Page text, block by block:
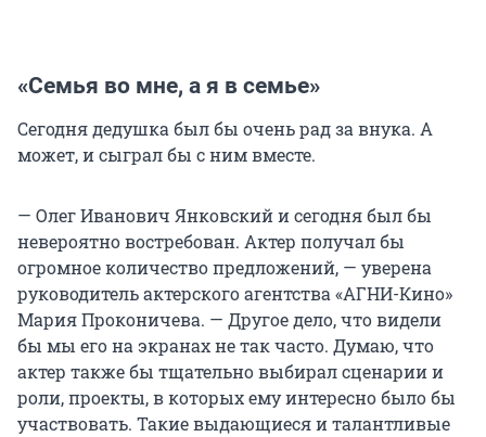
«Семья во мне, а я в семье»
Сегодня дедушка был бы очень рад за внука. А
может, и сыграл бы с ним вместе.
— Олег Иванович Янковский и сегодня был бы
невероятно востребован. Актер получал бы
огромное количество предложений, — уверена
руководитель актерского агентства «АГНИ-Кино»
Мария Проконичева. — Другое дело, что видели
бы мы его на экранах не так часто. Думаю, что
актер также бы тщательно выбирал сценарии и
роли, проекты, в которых ему интересно было бы
участвовать. Такие выдающиеся и талантливые